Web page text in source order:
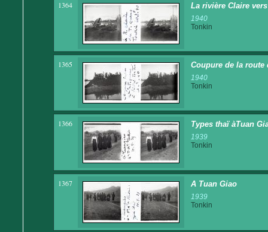
1364 La rivière Claire
1940
Tonkin
1365 Coupure de la route
1940
Tonkin
1366 Types thaï àTuan
1939
Tonkin
1367 A Tuan Giao
1939
Tonkin